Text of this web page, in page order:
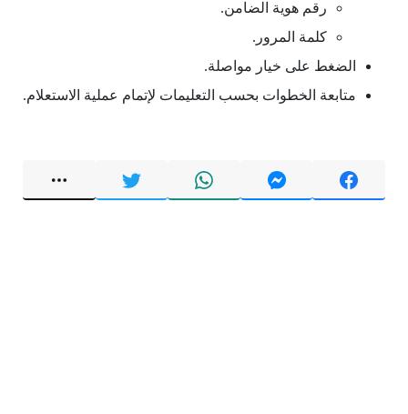
رقم هوية الضامن.
كلمة المرور.
الضغط على خيار مواصلة.
متابعة الخطوات بحسب التعليمات لإتمام عملية الاستعلام.